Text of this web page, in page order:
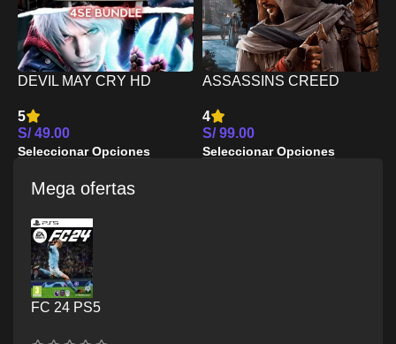
DEVIL MAY CRY HD
BUNDLE PS5
5
S/49.00
Seleccionar Opciones
ASSASSINS CREED
4
S/99.00
Seleccionar Opciones
Mega ofertas
FC 24 PS5